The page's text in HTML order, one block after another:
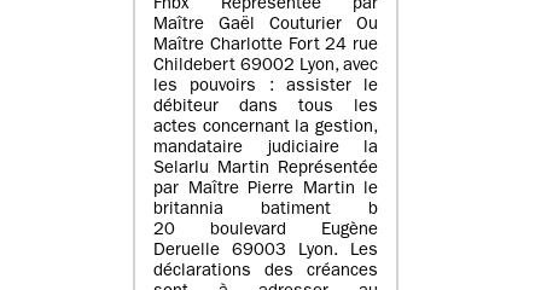
Fhbx Représentée par
Maître Gaël Couturier Ou
Maître Charlotte Fort 24 rue
Childebert 69002 Lyon, avec
les pouvoirs : assister le
débiteur dans tous les
actes concernant la gestion,
mandataire judiciaire la
Selarlu Martin Représentée
par Maître Pierre Martin le
britannia batiment b
20 boulevard Eugène
Deruelle 69003 Lyon. Les
déclarations des créances